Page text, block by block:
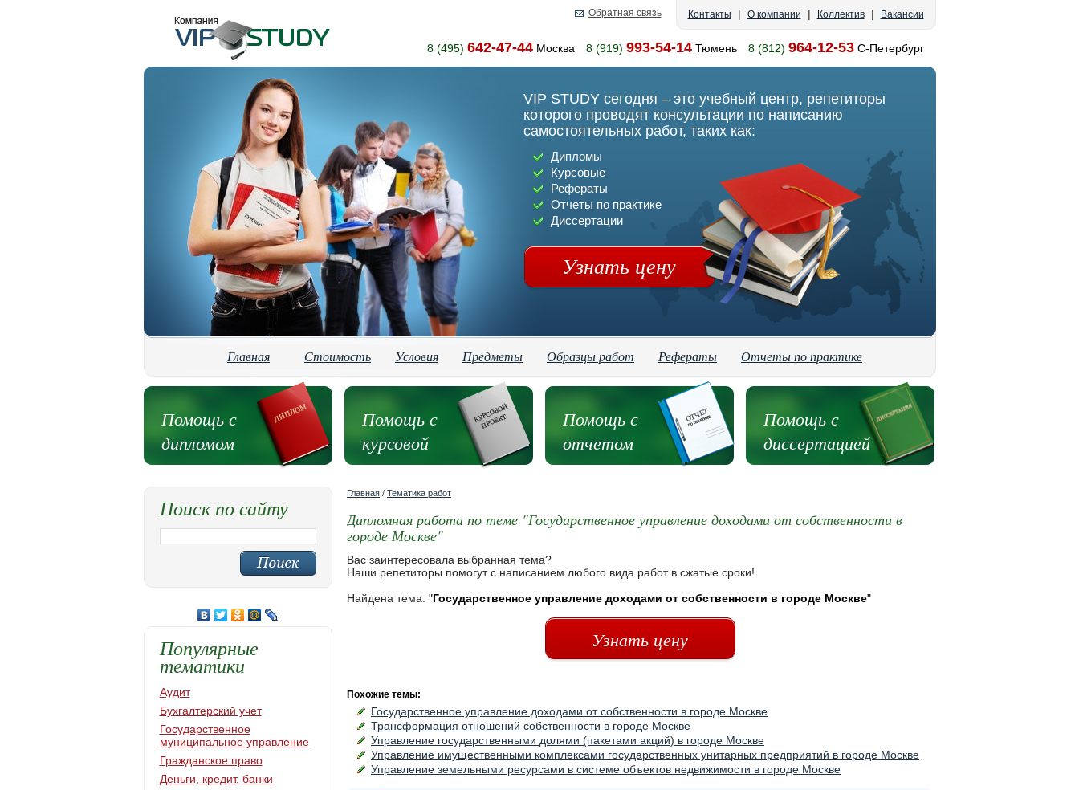
Контакты | О компании | Коллектив| Вакансии
Обратная связь
8 (495) 642-47-44Москва 8 (919) 993-54-14Тюмень 8 (812) 964-12-53С-Петербург
VIP STUDY сегодня – это учебный центр, репетиторы
которого проводят консультации по написанию
самостоятельных работ, таких как:
Дипломы
Курсовые
Рефераты
Отчеты по практике
Диссертации
Узнать цену
Главная Стоимость Условия Предметы Образцы работ Рефераты Отчеты по практике
Помощь с
дипломом
Помощь с
курсовой
Помощь с
отчетом
Помощь с
диссертацией
Главная / Тематика работ
Дипломная работа по теме "Государственное управление доходами от собственности в
городе Москве"
Вас заинтересовала выбранная тема?
Наши репетиторы помогут с написанием любого вида работ в сжатые сроки!
Найдена тема: "Государственное управление доходами от собственности в городе Москве"
Узнать цену
Похожие темы:
Государственное управление доходами от собственности в городе Москве
Трансформация отношений собственности в городе Москве
Управление государственными долями (пакетами акций) в городе Москве
Управление имущественными комплексами государственных унитарных предприятий в городе Москве
Управление земельными ресурсами в системе объектов недвижимости в городе Москве
Поиск по сайту
Популярные
тематики
Аудит
Бухгалтерский учет
Государственное
муниципальное управление
Гражданское право
Деньги, кредит, банки